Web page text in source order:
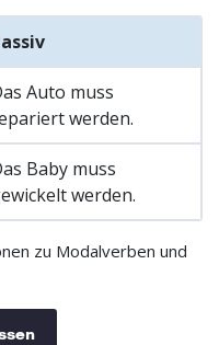
Auto muss
werden.
Baby muss
werden.
zu Modalverben und